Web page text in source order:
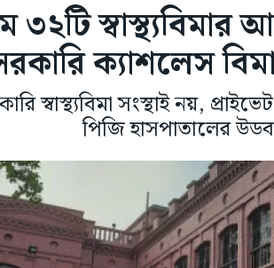
৩২টি
ক্যাশলেস
স্বাস্থ্যবিমা সংস্থাই নয়,
পিজি হাসপাতালের